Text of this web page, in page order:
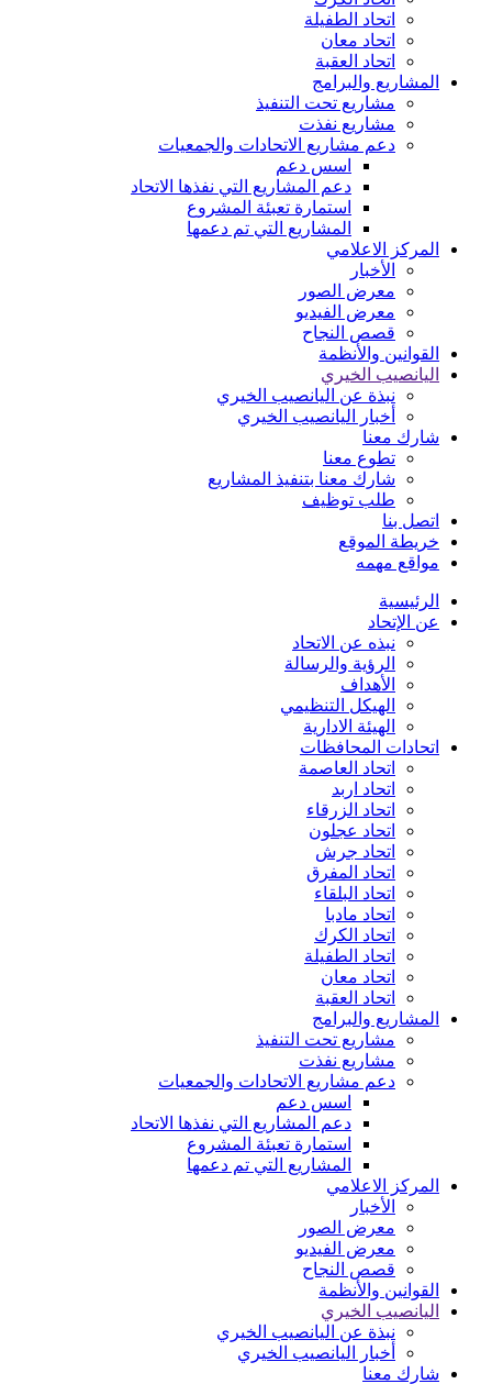
اتحاد الطفيلة
اتحاد معان
اتحاد العقبة
المشاريع والبرامج
مشاريع تحت التنفيذ
مشاريع نفذت
دعم مشاريع الاتحادات والجمعيات
اسس دعم
دعم المشاريع التي نفذها الاتحاد
استمارة تعبئة المشروع
المشاريع التي تم دعمها
المركز الاعلامي
الأخبار
معرض الصور
معرض الفيديو
قصص النجاح
القوانين والأنظمة
اليانصيب الخيري
نبذة عن اليانصيب الخيري
أخبار اليانصيب الخيري
شارك معنا
تطوع معنا
شارك معنا بتنفيذ المشاريع
طلب توظيف
اتصل بنا
خريطة الموقع
مواقع مهمه
الرئيسية
عن الإتحاد
نبذه عن الاتحاد
الرؤية والرسالة
الأهداف
الهيكل التنظيمي
الهيئة الادارية
اتحادات المحافظات
اتحاد العاصمة
اتحاد اربد
اتحاد الزرقاء
اتحاد عجلون
اتحاد جرش
اتحاد المفرق
اتحاد البلقاء
اتحاد مادبا
اتحاد الكرك
اتحاد الطفيلة
اتحاد معان
اتحاد العقبة
المشاريع والبرامج
مشاريع تحت التنفيذ
مشاريع نفذت
دعم مشاريع الاتحادات والجمعيات
اسس دعم
دعم المشاريع التي نفذها الاتحاد
استمارة تعبئة المشروع
المشاريع التي تم دعمها
المركز الاعلامي
الأخبار
معرض الصور
معرض الفيديو
قصص النجاح
القوانين والأنظمة
اليانصيب الخيري
نبذة عن اليانصيب الخيري
أخبار اليانصيب الخيري
شارك معنا